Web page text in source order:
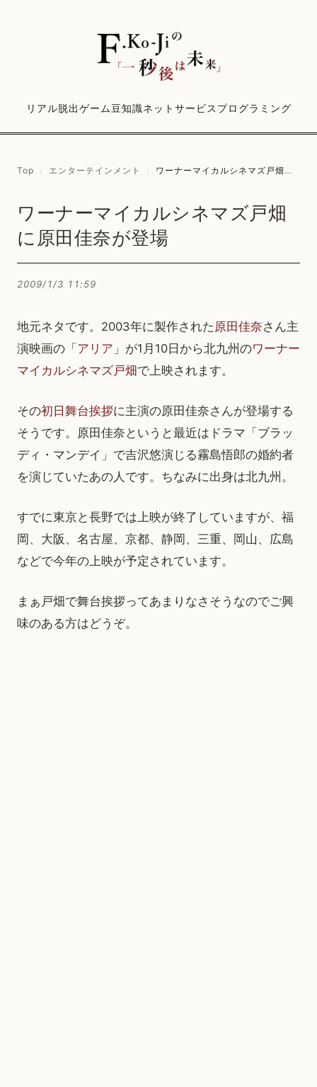
リアル脱出ゲーム豆知識ネットサービス プログラミング
Top / エンターテインメント / ワーナーマイカルシネマズ戸畑に原田佳奈が登場
ワーナーマイカルシネマズ戸畑
に原田佳奈が登場
2009/1/3 11:59
地元ネタです。2003年に製作された 原田佳奈さん主
演映画の「 アリア 」が1月10日から北九州のワーナー
マイカルシネマズ戸畑で上映されます。
その初日舞台挨拶に主演の原田佳奈さんが登場する
そうです。原田佳奈というと最近はドラマ「ブラッ
ディ・マンデイ」で吉沢悠演じる霧島悟郎の婚約者
を演じていたあの人です。ちなみに出身は北九州。
すでに東京と長野では上映が終了していますが、福
岡、大阪、名古屋、京都、静岡、三重、岡山、広島
などで今年の上映が予定されています。
まぁ戸畑で舞台挨拶ってあまりなさそうなのでご興
味のある方はどうぞ。